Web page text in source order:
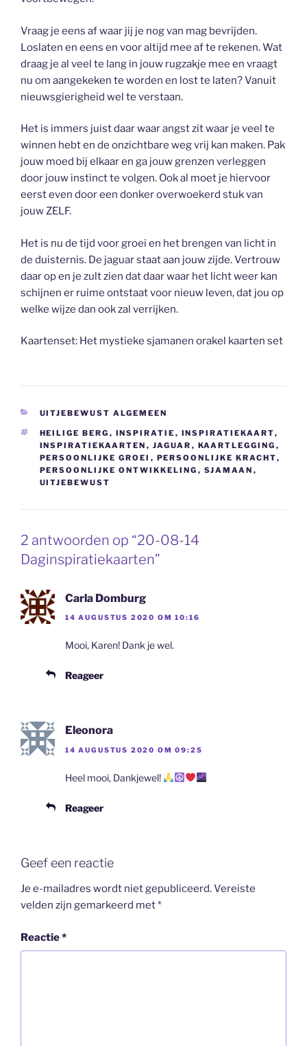
Vraag je eens af waar jij je nog van mag bevrijden.
Loslaten en eens en voor altijd mee af te rekenen. Wat
draag je al veel te lang in jouw rugzakje mee en vraagt
nu om aangekeken te worden en lost te laten? Vanuit
nieuwsgierigheid wel te verstaan.
Het is immers juist daar waar angst zit waar je veel te
winnen hebt en de onzichtbare weg vrij kan maken. Pak
jouw moed bij elkaar en ga jouw grenzen verleggen
door jouw instinct te volgen. Ook al moet je hiervoor
eerst even door een donker overwoekerd stuk van
jouw ZELF.
Het is nu de tijd voor groei en het brengen van licht in
de duisternis. De jaguar staat aan jouw zijde. Vertrouw
daar op en je zult zien dat daar waar het licht weer kan
schijnen er ruime ontstaat voor nieuw leven, dat jou op
welke wijze dan ook zal verrijken.
Kaartenset: Het mystieke sjamanen orakel kaarten set
CATEGORIEËN
UITJEBEWUST ALGEMEEN
TAGS
HEILIGE BERG , INSPIRATIE , INSPIRATIEKAART,
INSPIRATIEKAARTEN , JAGUAR , KAARTLEGGING ,
PERSOONLIJKE GROEI , PERSOONLIJKE KRACHT,
PERSOONLIJKE ONTWIKKELING , SJAMAAN ,
UITJEBEWUST
2 antwoorden op “20-08-14
Daginspiratiekaarten”
Carla Domburg
14 AUGUSTUS 2020 OM 10:16
Mooi, Karen! Dank je wel.
Reageer
Eleonora
14 AUGUSTUS 2020 OM 09:25
Heel mooi, Dankjewel!
Reageer
Geef een reactie
Je e-mailadres wordt niet gepubliceerd.Vereiste
velden zijn gemarkeerd met*
Reactie*